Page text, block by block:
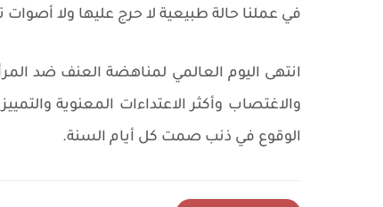
في عملنا حالة طبيعية لا حرج عليها ولا أصوات
انتهى اليوم العالمي لمناهضة العنف ضد
والاغتصاب وأكثر الاعتداءات المعنوية
الوقوع في ذنب صمت كل أيام السنة.